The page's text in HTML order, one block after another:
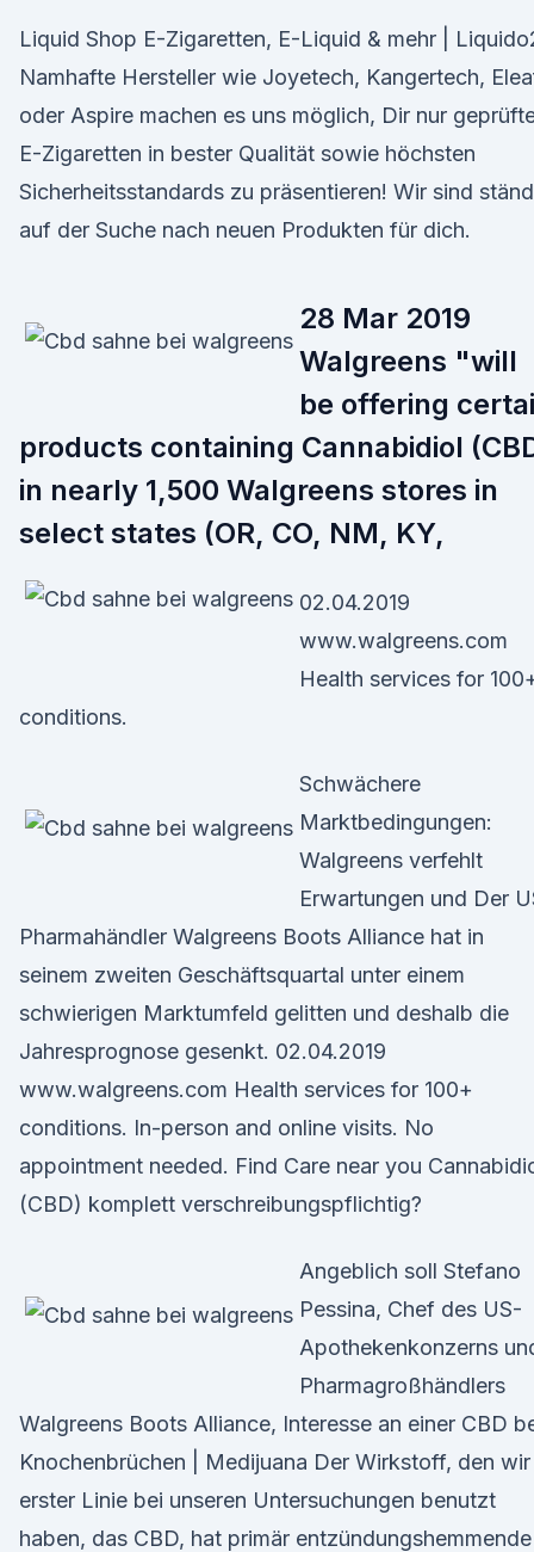
Liquid Shop E-Zigaretten, E-Liquid & mehr |
Namhafte Hersteller wie Joyetech, Kangertech,
oder Aspire machen es uns möglich, Dir nur
E-Zigaretten in bester Qualität sowie höchsten
Sicherheitsstandards zu präsentieren! Wir sind
auf der Suche nach neuen Produkten für dich.
28 Mar 2019
Walgreens "will
be offering
products containing Cannabidiol
in nearly 1,500 Walgreens stores in
select states (OR, CO, NM, KY,
02.04.2019
www.walgreens.com
Health services for
conditions.
Schwächere
Marktbedingungen:
Walgreens verfehlt
Erwartungen und Der
Pharmahändler Walgreens Boots Alliance hat in
seinem zweiten Geschäftsquartal unter einem
schwierigen Marktumfeld gelitten und deshalb die
Jahresprognose gesenkt. 02.04.2019
www.walgreens.com Health services for 100+
conditions. In-person and online visits. No
appointment needed. Find Care near you
(CBD) komplett verschreibungspflichtig?
Angeblich soll Stefano
Pessina, Chef des US-
Apothekenkonzerns
Pharmagroßhändlers
Walgreens Boots Alliance, Interesse an einer CBD
Knochenbrüchen | Medijuana Der Wirkstoff, den wir
erster Linie bei unseren Untersuchungen benutzt
haben, das CBD, hat primär entzündungshemmende